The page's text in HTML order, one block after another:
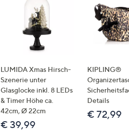
LUMIDA Xmas Hirsch-
Szenerie unter
Glasglocke inkl. 8 LEDs
& Timer Höhe ca.
42cm, Ø 22cm
€ 39,99
KIPLING®
Details
€ 72,99